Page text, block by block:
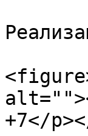
+7</